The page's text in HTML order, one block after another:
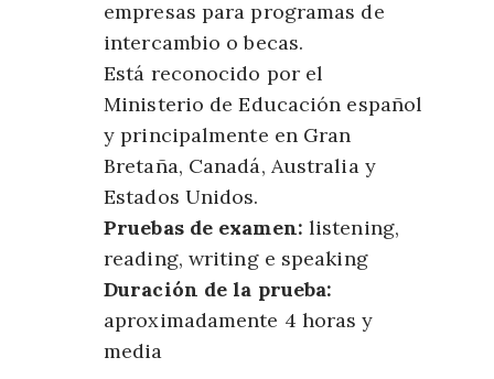
empresas para programas de
intercambio o becas.
Está reconocido por el
Ministerio de Educación español
y principalmente en Gran
Bretaña, Canadá, Australia y
Estados Unidos.
Pruebas de examen: listening,
reading, writing e speaking
Duración de la prueba:
aproximadamente 4 horas y
media